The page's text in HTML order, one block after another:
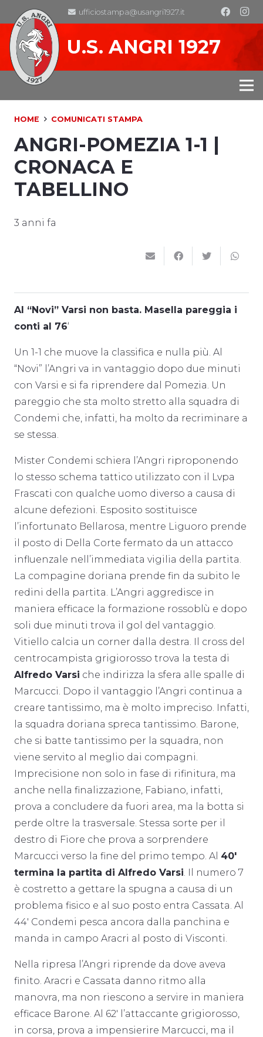
ufficiostampa@usangri1927.it
U.S. ANGRI 1927
HOME COMUNICATI STAMPA
ANGRI-POMEZIA 1-1 |
CRONACA E
TABELLINO
3 anni fa
Al “Novi” Varsi non basta. Masella pareggia i
conti al 76‘
Un 1-1 che muove la classifica e nulla più. Al
“Novi” l’Angri va in vantaggio dopo due minuti
con Varsi e si fa riprendere dal Pomezia. Un
pareggio che sta molto stretto alla squadra di
Condemi che, infatti, ha molto da recriminare a
se stessa.
Mister Condemi schiera l’Angri riproponendo
lo stesso schema tattico utilizzato con il Lvpa
Frascati con qualche uomo diverso a causa di
alcune defezioni. Esposito sostituisce
l’infortunato Bellarosa, mentre Liguoro prende
il posto di Della Corte fermato da un attacco
influenzale nell’immediata vigilia della partita.
La compagine doriana prende fin da subito le
redini della partita. L’Angri aggredisce in
maniera efficace la formazione rossoblù e dopo
soli due minuti trova il gol del vantaggio.
Vitiello calcia un corner dalla destra. Il cross del
centrocampista grigiorosso trova la testa di
Alfredo Varsi che indirizza la sfera alle spalle di
Marcucci. Dopo il vantaggio l’Angri continua a
creare tantissimo, ma è molto impreciso. Infatti,
la squadra doriana spreca tantissimo. Barone,
che si batte tantissimo per la squadra, non
viene servito al meglio dai compagni.
Imprecisione non solo in fase di rifinitura, ma
anche nella finalizzazione, Fabiano, infatti,
prova a concludere da fuori area, ma la botta si
perde oltre la trasversale. Stessa sorte per il
destro di Fiore che prova a sorprendere
Marcucci verso la fine del primo tempo. Al 40′
termina la partita di Alfredo Varsi. Il numero 7
è costretto a gettare la spugna a causa di un
problema fisico e al suo posto entra Cassata. Al
44′ Condemi pesca ancora dalla panchina e
manda in campo Aracri al posto di Visconti.
Nella ripresa l’Angri riprende da dove aveva
finito. Aracri e Cassata danno ritmo alla
manovra, ma non riescono a servire in maniera
efficace Barone. Al 62′ l’attaccante grigiorosso,
in corsa, prova a impensierire Marcucci, ma il